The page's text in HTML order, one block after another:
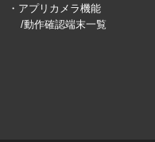
アプリカメラ機能
/動作確認端末一覧